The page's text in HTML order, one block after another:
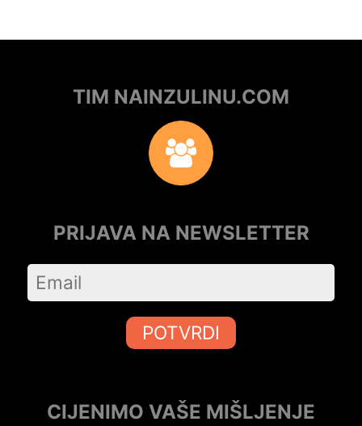
TIM NAINZULINU.COM
PRIJAVA NA NEWSLETTER
POTVRDI
CIJENIMO VAŠE MIŠLJENJE